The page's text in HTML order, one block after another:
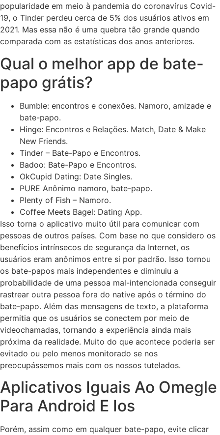
popularidade em meio à pandemia do coronavírus Covid-
19, o Tinder perdeu cerca de 5% dos usuários ativos em
2021. Mas essa não é uma quebra tão grande quando
comparada com as estatísticas dos anos anteriores.
Qual o melhor app de bate-
papo grátis?
Bumble: encontros e conexões. Namoro, amizade e
bate-papo.
Hinge: Encontros e Relações. Match, Date & Make
New Friends.
Tinder – Bate-Papo e Encontros.
Badoo: Bate-Papo e Encontros.
OkCupid Dating: Date Singles.
PURE Anônimo namoro, bate-papo.
Plenty of Fish – Namoro.
Coffee Meets Bagel: Dating App.
Isso torna o aplicativo muito útil para comunicar com
pessoas de outros países. Com base no que considero os
benefícios intrínsecos de segurança da Internet, os
usuários eram anônimos entre si por padrão. Isso tornou
os bate-papos mais independentes e diminuiu a
probabilidade de uma pessoa mal-intencionada conseguir
rastrear outra pessoa fora do native após o término do
bate-papo. Além das mensagens de texto, a plataforma
permitia que os usuários se conectem por meio de
videochamadas, tornando a experiência ainda mais
próxima da realidade. Muito do que acontece poderia ser
evitado ou pelo menos monitorado se nos
preocupássemos mais com os nossos tutelados.
Aplicativos Iguais Ao Omegle
Para Android E Ios
Porém, assim como em qualquer bate-papo, evite clicar